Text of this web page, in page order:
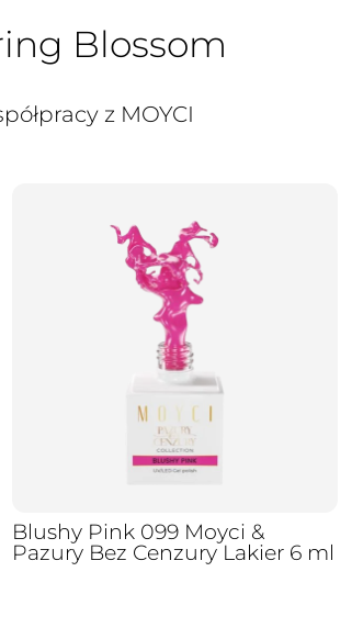
Blossom
z MOYCI
Blushy Pink 099 Moyci &
Pazury Bez Cenzury Lakier 6 ml